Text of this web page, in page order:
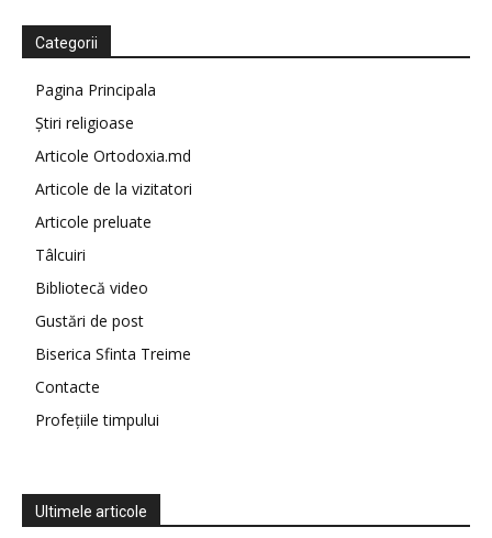
Categorii
Pagina Principala
Știri religioase
Articole Ortodoxia.md
Articole de la vizitatori
Articole preluate
Tâlcuiri
Bibliotecă video
Gustări de post
Biserica Sfinta Treime
Contacte
Profețiile timpului
Ultimele articole